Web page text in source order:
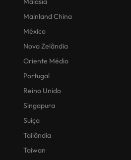
Mainland China
México
Nova Zelândia
Oriente Médio
Portugal
Reino Unido
Singapura
Suíça
Tailândia
Taiwan